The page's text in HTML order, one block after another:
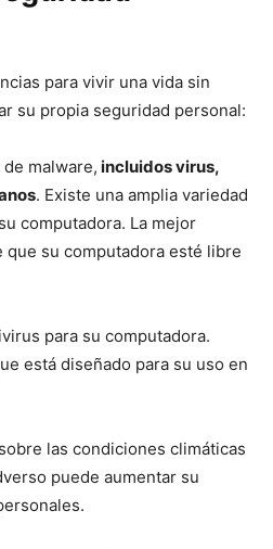
para vivir una vida sin
su propia seguridad personal:
malware, incluidos virus,
. Existe una amplia variedad
computadora. La mejor
que su computadora esté libre
para su computadora.
está diseñado para su uso en
las condiciones climáticas
puede aumentar su